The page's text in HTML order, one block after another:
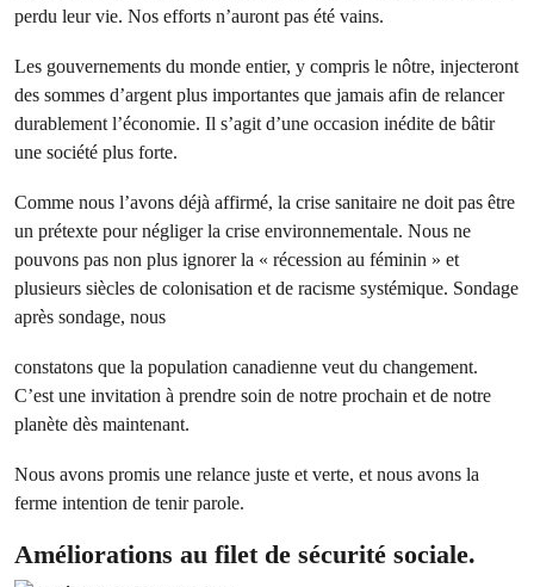
perdu leur vie. Nos efforts n’auront pas été vains.
Les gouvernements du monde entier, y compris le nôtre, injecteront
des sommes d’argent plus importantes que jamais afin de relancer
durablement l’économie. Il s’agit d’une occasion inédite de bâtir
une société plus forte.
Comme nous l’avons déjà affirmé, la crise sanitaire ne doit pas être
un prétexte pour négliger la crise environnementale. Nous ne
pouvons pas non plus ignorer la « récession au féminin » et
plusieurs siècles de colonisation et de racisme systémique. Sondage
après sondage, nous
constatons que la population canadienne veut du changement.
C’est une invitation à prendre soin de notre prochain et de notre
planète dès maintenant.
Nous avons promis une relance juste et verte, et nous avons la
ferme intention de tenir parole.
Améliorations au filet de sécurité sociale.